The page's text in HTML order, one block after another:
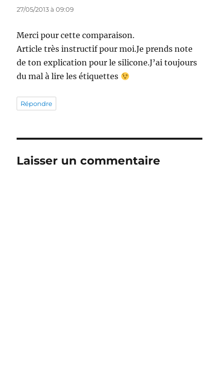
27/05/2013 à 09:09
Merci pour cette comparaison.
Article très instructif pour moi.Je prends note
de ton explication pour le silicone.J’ai toujours
du mal à lire les étiquettes
Répondre
Laisser un commentaire